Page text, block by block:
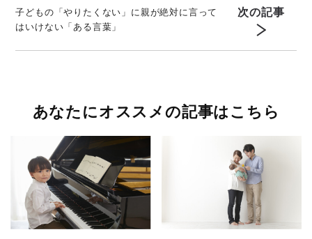
子どもの「やりたくない」に親が絶対に言って
はいけない「ある言葉」
次の記事
あなたにオススメの記事はこちら